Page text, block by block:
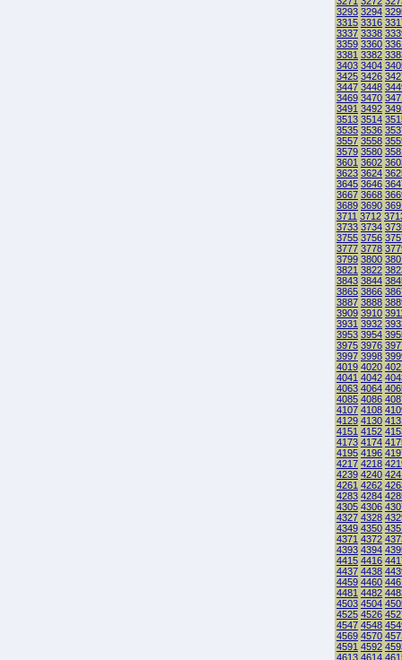
3293 3294
3315 3316
3337 3338
3359 3360
3381 3382
3403 3404
3425 3426
3447 3448
3469 3470
3491 3492
3513 3514
3535 3536
3557 3558
3579 3580
3601 3602
3623 3624
3645 3646
3667 3668
3689 3690
3711 3712
3733 3734
3755 3756
3777 3778
3799 3800
3821 3822
3843 3844
3865 3866
3887 3888
3909 3910
3931 3932
3953 3954
3975 3976
3997 3998
4019 4020
4041 4042
4063 4064
4085 4086
4107 4108
4129 4130
4151 4152
4173 4174
4195 4196
4217 4218
4239 4240
4261 4262
4283 4284
4305 4306
4327 4328
4349 4350
4371 4372
4393 4394
4415 4416
4437 4438
4459 4460
4481 4482
4503 4504
4525 4526
4547 4548
4569 4570
4591 4592
4613 4614